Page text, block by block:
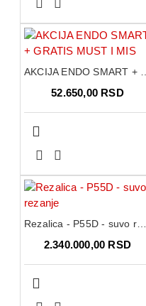
52.650,00 RSD
Rezalica - P55D - suvo rezanje
2.340.000,00 RSD